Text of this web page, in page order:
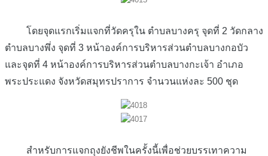
โดยจุดแรกเริ่มแจกที่วัดครุใน ตำบลบางครุ จุดที่ 2 วัดกลาง
ตำบลบางพึ่ง จุดที่ 3 หน้าองค์การบริหารส่วนตำบลบางกอบัว
และจุดที่ 4 หน้าองค์การบริหารส่วนตำบลบางกะเจ้า อำเภอ
พระประแดง จังหวัดสมุทรปราการ จำนวนแห่งละ 500 ชุด
สำหรับการแจกถุงยังชีพในครั้งนี้เพื่อช่วยบรรเทาความ